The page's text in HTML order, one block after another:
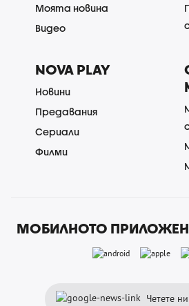
Моята новина
Видео
NOVA PLAY
Новини
Предавания
Сериали
Филми
МОБИЛНОТО
Четете